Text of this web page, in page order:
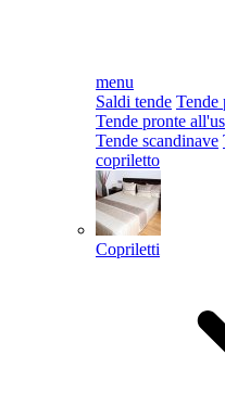
menu
Saldi tende Tende
Tende pronte
Tende scandinave
copriletto
Copriletti